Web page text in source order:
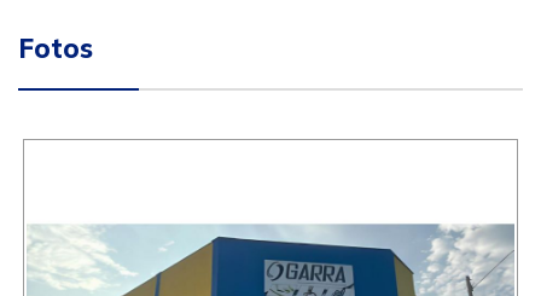
Fotos